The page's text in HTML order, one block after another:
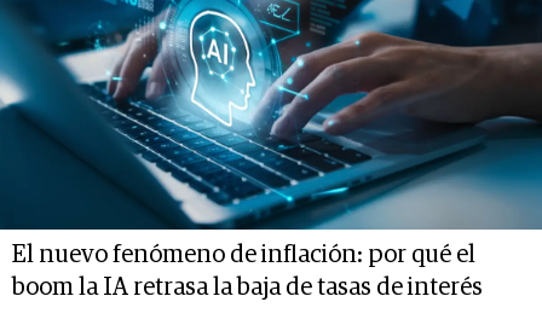
El nuevo fenómeno de inflación: por qué el
boom la IA retrasa la baja de tasas de interés